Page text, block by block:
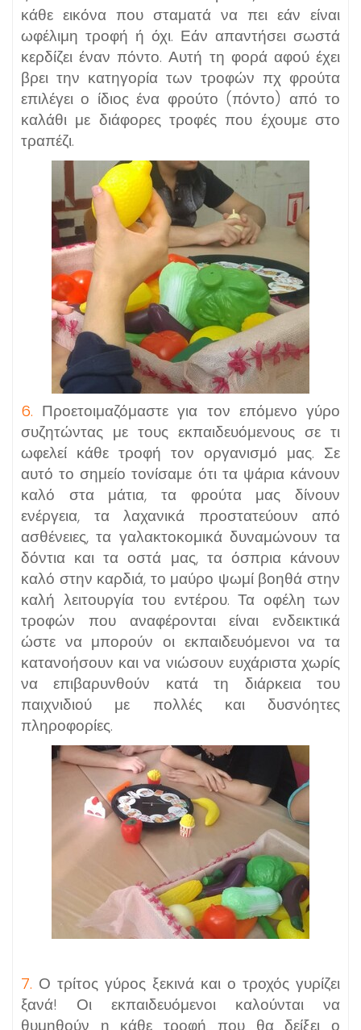
κάθε εικόνα που σταματά να πει εάν είναι
ωφέλιμη τροφή ή όχι. Εάν απαντήσει σωστά
κερδίζει έναν πόντο. Αυτή τη φορά αφού έχει
βρει την κατηγορία των τροφών πχ φρούτα
επιλέγει ο ίδιος ένα φρούτο (πόντο) από το
καλάθι με διάφορες τροφές που έχουμε στο
τραπέζι.
6. Προετοιμαζόμαστε για τον επόμενο γύρο
συζητώντας με τους εκπαιδευόμενους σε τι
ωφελεί κάθε τροφή τον οργανισμό μας. Σε
αυτό το σημείο τονίσαμε ότι τα ψάρια κάνουν
καλό στα μάτια, τα φρούτα μας δίνουν
ενέργεια, τα λαχανικά προστατεύουν από
ασθένειες, τα γαλακτοκομικά δυναμώνουν τα
δόντια και τα οστά μας, τα όσπρια κάνουν
καλό στην καρδιά, το μαύρο ψωμί βοηθά στην
καλή λειτουργία του εντέρου. Τα οφέλη των
τροφών που αναφέρονται είναι ενδεικτικά
ώστε να μπορούν οι εκπαιδευόμενοι να τα
κατανοήσουν και να νιώσουν ευχάριστα χωρίς
να επιβαρυνθούν κατά τη διάρκεια του
παιχνιδιού με πολλές και δυσνόητες
πληροφορίες.
7. Ο τρίτος γύρος ξεκινά και ο τροχός γυρίζει
ξανά! Οι εκπαιδευόμενοι καλούνται να